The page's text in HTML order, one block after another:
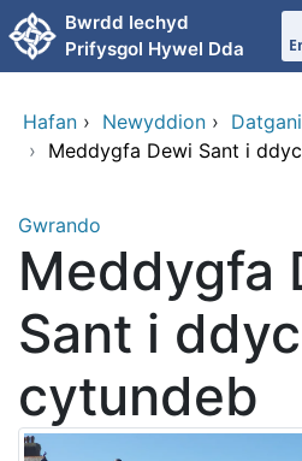
Neidio i'r prif gynnwy
Bwrdd Iechyd
Prifysgol Hywel Dda
Hafan › Newyddion ›
› Meddygfa Dewi Sant i
Gwrando
Meddygfa
Sant i
cytundeb